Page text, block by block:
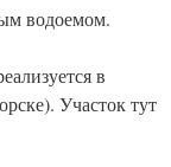
водоемом.
в
Участок тут